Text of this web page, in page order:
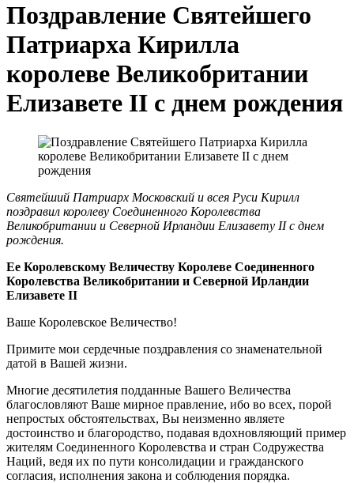
Поздравление Святейшего
Патриарха Кирилла
королеве Великобритании
Елизавете II с днем рождения
Святейший Патриарх Московский и всея Руси Кирилл
поздравил королеву Соединенного Королевства
Великобритании и Северной Ирландии Елизавету II с днем
рождения.
Ее Королевскому Величеству Королеве Соединенного
Королевства Великобритании и Северной Ирландии
Елизавете II
Ваше Королевское Величество!
Примите мои сердечные поздравления со знаменательной
датой в Вашей жизни.
Многие десятилетия подданные Вашего Величества
благословляют Ваше мирное правление, ибо во всех, порой
непростых обстоятельствах, Вы неизменно являете
достоинство и благородство, подавая вдохновляющий пример
жителям Соединенного Королевства и стран Содружества
Наций, ведя их по пути консолидации и гражданского
согласия, исполнения закона и соблюдения порядка.